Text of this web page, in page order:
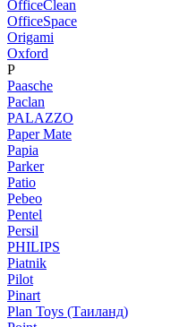
OfficeClean
OfficeSpace
Origami
Oxford
P
Paasche
Paclan
PALAZZO
Paper Mate
Papia
Parker
Patio
Pebeo
Pentel
Persil
PHILIPS
Piatnik
Pilot
Pinart
Plan Toys (Таиланд)